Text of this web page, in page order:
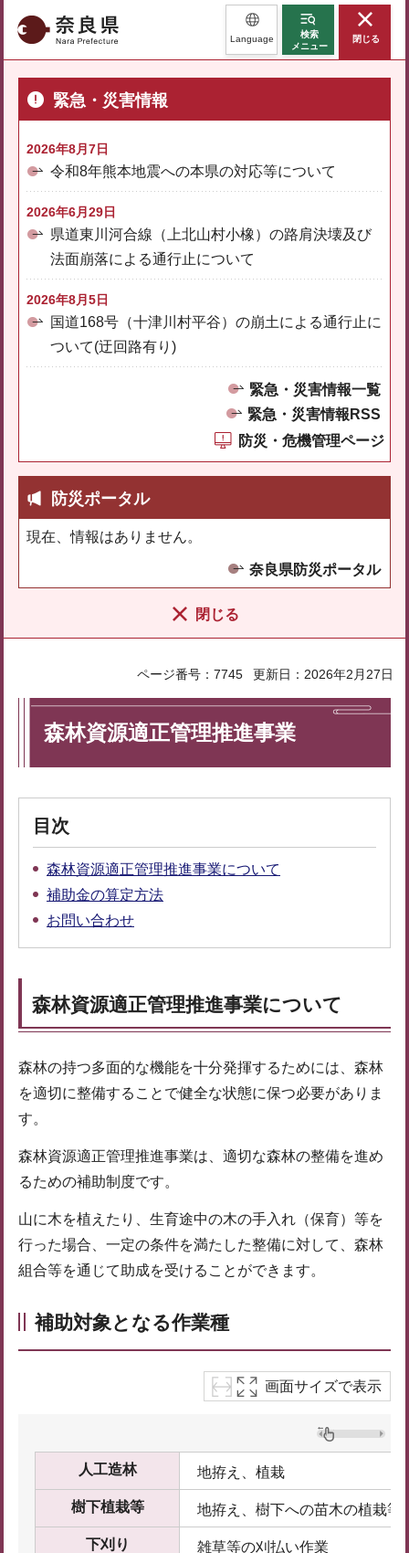
奈良県 Language
検索
メニュー
閉じる
緊急・災害情報
2026年8月7日
令和8年熊本地震への本県の対応等について
2026年6月29日
県道東川河合線（上北山村小橡）の路肩決壊及び
法面崩落による通行止について
2026年8月5日
国道168号（十津川村平谷）の崩土による通行止に
ついて(迂回路有り)
緊急・災害情報一覧
緊急・災害情報RSS
防災・危機管理ページ
防災ポータル
現在、情報はありません。
奈良県防災ポータル
閉じる
ページ番号：7745 更新日：2026年2月27日
森林資源適正管理推進事業
目次
森林資源適正管理推進事業について
補助金の算定方法
お問い合わせ
森林資源適正管理推進事業について
森林の持つ多面的な機能を十分発揮するためには、森林
を適切に整備することで健全な状態に保つ必要がありま
す。
森林資源適正管理推進事業は、適切な森林の整備を進め
るための補助制度です。
山に木を植えたり、生育途中の木の手入れ（保育）等を
行った場合、一定の条件を満たした整備に対して、森林
組合等を通じて助成を受けることができます。
補助対象となる作業種
画面サイズで表示
人工造林 地拵え、植栽
樹下植栽等 地拵え、樹下への苗木の植栽等
下刈り 雑草等の刈払い作業